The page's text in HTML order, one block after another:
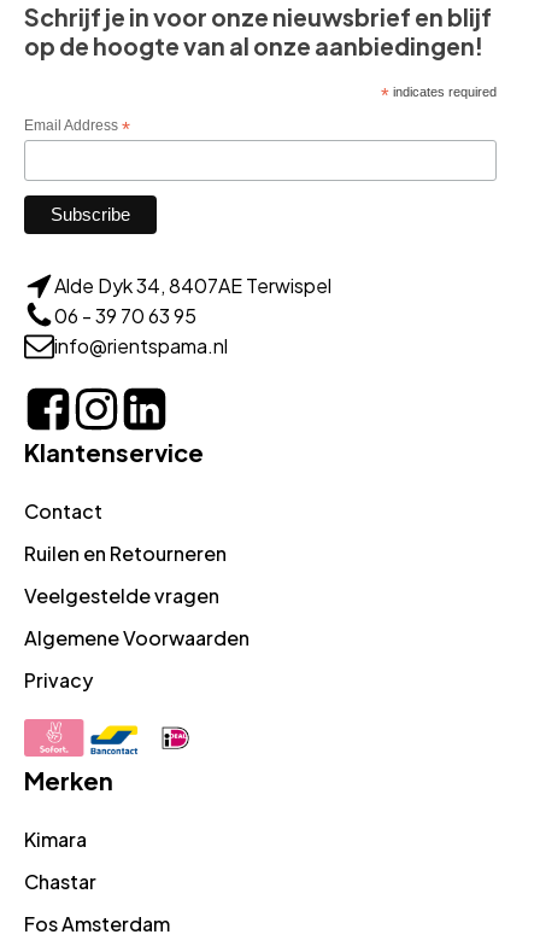
Schrijf je in voor onze nieuwsbrief en blijf
op de hoogte van al onze aanbiedingen!
*indicates required
Email Address *
Alde Dyk 34, 8407AE Terwispel
06 - 39 70 63 95
info@rientspama.nl
Klantenservice
Contact
Ruilen en Retourneren
Veelgestelde vragen
Algemene Voorwaarden
Privacy
Merken
Kimara
Chastar
Fos Amsterdam